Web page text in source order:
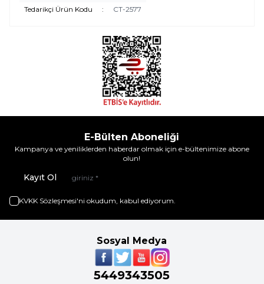
Tedarikçi Ürün Kodu
: CT-2577
E-Bülten Aboneliği
Kampanya ve yeniliklerden haberdar olmak için e-bültenimize abone
olun!
Kayıt Ol
KVKK Sözleşmesi'ni okudum, kabul ediyorum.
Sosyal Medya
5449343505